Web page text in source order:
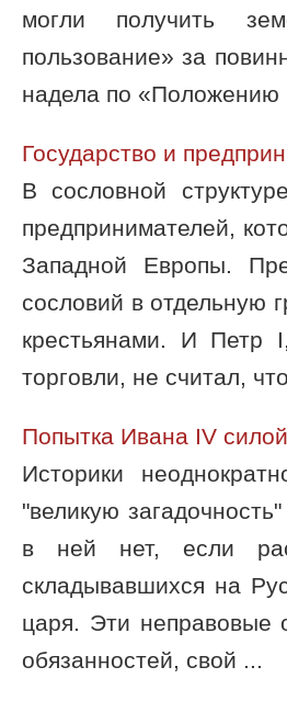
могли получить
пользование» за
надела по «Положению
Государство и
В сословной
предпринимателей,
Западной Европы.
сословий в отдельную
крестьянами. И Петр
торговли, не считал,
Попытка Ивана IV
Историки
"великую
в ней нет, если
складывавшихся на
царя. Эти неправовые
обязанностей, свой ...